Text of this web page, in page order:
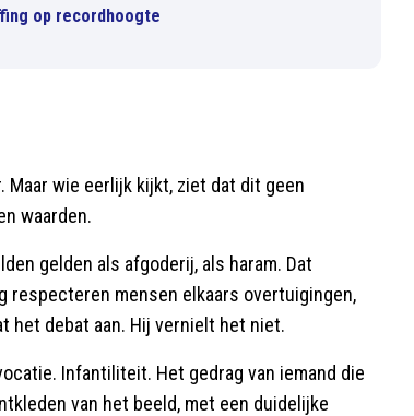
op recordhoogte
wie eerlijk kijkt, ziet dat dit geen
waarden.
gelden als afgoderij, als haram. Dat
respecteren mensen elkaars overtuigingen,
het debat aan. Hij vernielt het niet.
Infantiliteit. Het gedrag van iemand die
van het beeld, met een duidelijke